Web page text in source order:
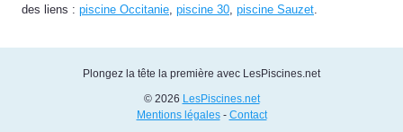
des liens : piscine Occitanie, piscine 30, piscine Sauzet.
Plongez la tête la première avec LesPiscines.net
© 2026 LesPiscines.net
Mentions légales- Contact